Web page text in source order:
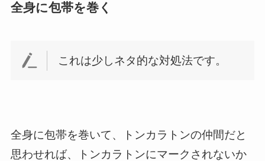
全身に包帯を巻く
これは少しネタ的な対処法です。
全身に包帯を巻いて、トンカラトンの仲間だと
思わせれば、トンカラトンにマークされないか